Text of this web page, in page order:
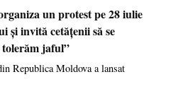
un protest pe 28 iulie
și invită cetățenii să se
jaful”
Republica Moldova a lansat